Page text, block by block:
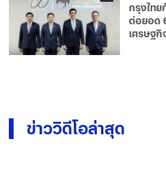
กรุงไทย
ต่อยอด
เศรษฐกิ
ข่าววิดีโอล่าสุด